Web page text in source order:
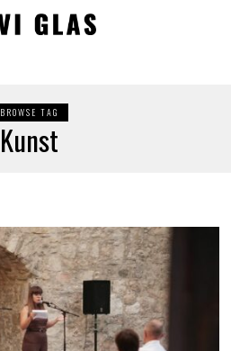
BROWSE TAG
Kunst